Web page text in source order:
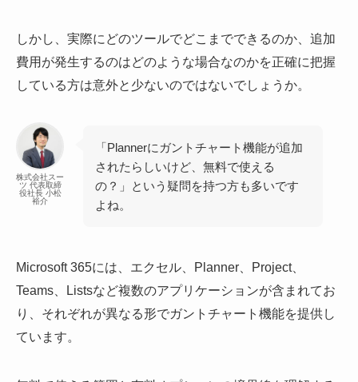
しかし、実際にどのツールでどこまでできるのか、追加
費用が発生するのはどのような場合なのかを正確に把握
している方は意外と少ないのではないでしょうか。
株式会社スー
ツ 代表取締
役社長 小松
裕介
「Plannerにガントチャート機能が追加
されたらしいけど、無料で使える
の？」という疑問を持つ方も多いです
よね。
Microsoft 365には、エクセル、Planner、Project、
Teams、Listsなど複数のアプリケーションが含まれてお
り、それぞれが異なる形でガントチャート機能を提供し
ています。